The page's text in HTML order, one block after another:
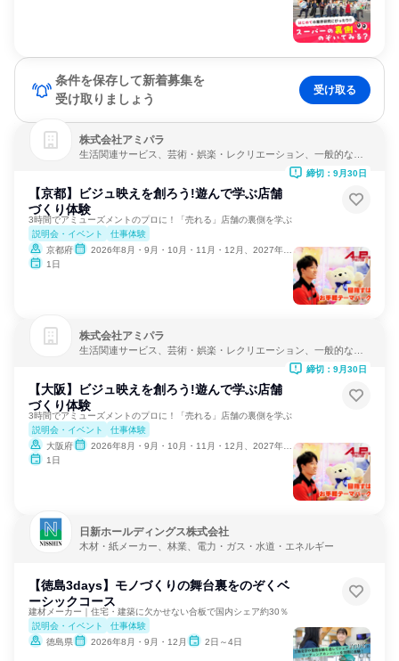
条件を保存して新着募集を
受け取りましょう
受け取る
株式会社アミパラ
生活関連サービス、芸術・娯楽・レクリエーション、一般的な修
【京都】ビジュ映えを創ろう!遊んで学ぶ店舗
づくり体験
3時間でアミューズメントのプロに！「売れる」店舗の裏側を学ぶ
説明会・イベント
仕事体験
京都府
2026年8月・9月・10月・11月・12月、2027年1月・2月
1日
締切：9月30日
株式会社アミパラ
生活関連サービス、芸術・娯楽・レクリエーション、一般的な修
【大阪】ビジュ映えを創ろう!遊んで学ぶ店舗
づくり体験
3時間でアミューズメントのプロに！「売れる」店舗の裏側を学ぶ
説明会・イベント
仕事体験
大阪府
2026年8月・9月・10月・11月・12月、2027年1月・2月
1日
締切：9月30日
日新ホールディングス株式会社
木材・紙メーカー、林業、電力・ガス・水道・エネルギー
【徳島3days】モノづくりの舞台裏をのぞくベ
ーシックコース
建材メーカー｜住宅・建築に欠かせない合板で国内シェア約30％
説明会・イベント
仕事体験
徳島県
2026年8月・9月・12月 2日～4日